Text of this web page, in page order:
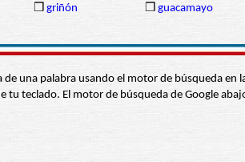
❒ griñón ❒ guacamayo
una palabra usando el motor de búsqueda en
teclado. El motor de búsqueda de Google